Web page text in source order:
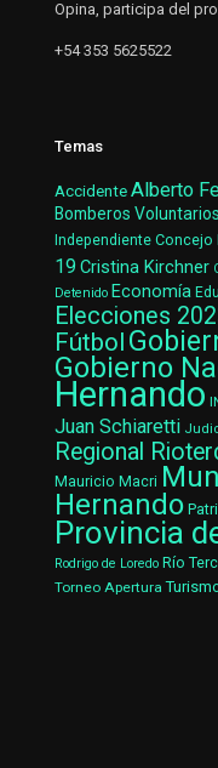
Opina, participa del
+54 353 5625522
Temas
AccidenteAlberto
Bomberos Voluntarios
Independiente Concejo
19 Cristina Kirchner
Detenido Economía
Elecciones
Fútbol
Gobierno
Hernando
Juan Schiaretti
Regional
Mauricio Macri
Hernando
Provincia
Rodrigo de Loredo Río
Torneo Apertura